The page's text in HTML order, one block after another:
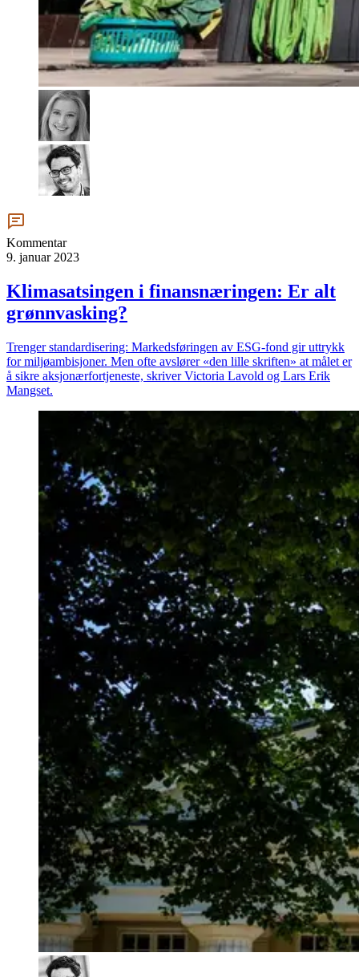
Kommentar
9. januar 2023
Klimasatsingen i finansnæringen: Er alt
grønnvasking?
Trenger standardisering: Markedsføringen av ESG-fond gir uttrykk
for miljøambisjoner. Men ofte avslører «den lille skriften» at målet er
å sikre aksjonærfortjeneste, skriver Victoria Lavold og Lars Erik
Mangset.